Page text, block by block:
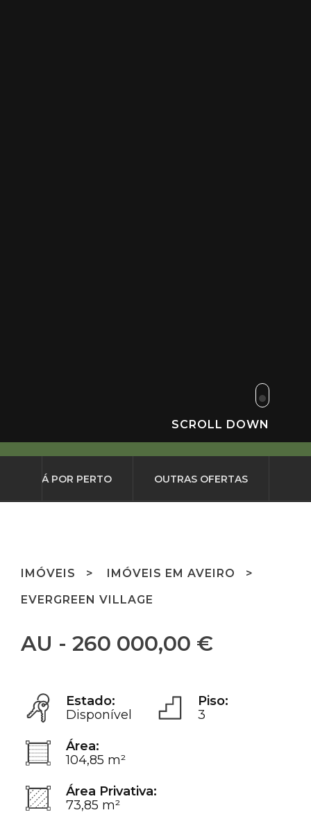
SCROLL DOWN
QUE HÁ POR PERTO OUTRAS OFERTAS
IMÓVEIS
IMÓVEIS EM AVEIRO
EVERGREEN VILLAGE
AU - 260 000,00 €
Estado:
Disponível
Piso:
3
Área:
104,85 m²
Área Privativa:
73,85 m²